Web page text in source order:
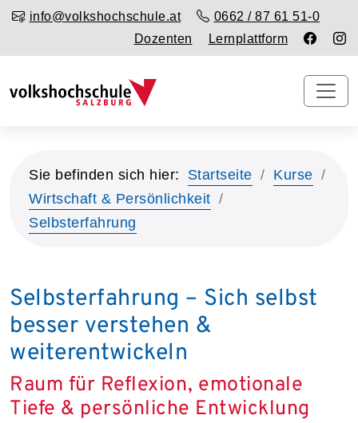
info@volkshochschule.at
0662 / 87 61 51-0
Dozenten
Lernplattform
Sie befinden sich hier: Startseite
Kurse
Wirtschaft & Persönlichkeit
Selbsterfahrung
Selbsterfahrung – Sich selbst
besser verstehen &
weiterentwickeln
Raum für Reflexion, emotionale
Tiefe & persönliche Entwicklung